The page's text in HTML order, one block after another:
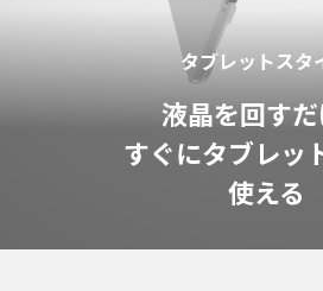
タブレットスタ
液晶を回す
すぐにタブレッ
使える